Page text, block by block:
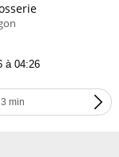
à 04:26
min